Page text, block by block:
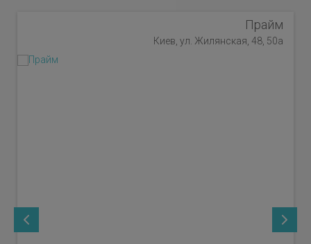
Прайм
Киев, ул. Жилянская, 48, 50а